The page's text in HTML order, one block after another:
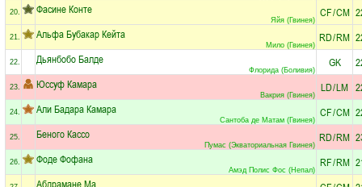
20. Фасине Конте
Яйя (Гвинея)
CF/CM
21. Альфа Бубакар Кейта
Мило (Гвинея)
RD/RM
22. Дьянбобо Балде
Флорида (Боливия)
GK
23. Юссуф Камара
Вакрия (Гвинея)
LD/LM
24. Али Бадара Камара
Сантоба де Матам (Гвинея)
CF/CM
25. Беного Кассо
Пумас (Экваториальная Гвинея)
RD/RM
26. Фоде Фофана
Амэд Полис Фос (Непал)
RF/RM
Абдрамане Ма